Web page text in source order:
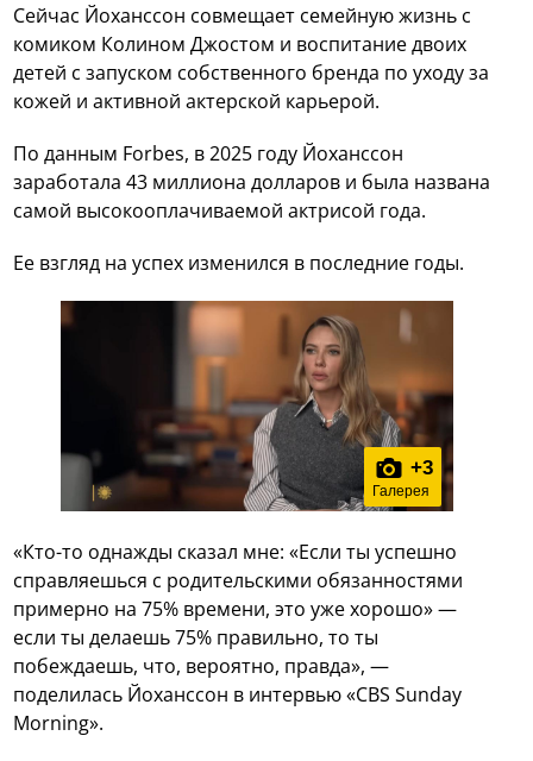
Сейчас Йоханссон совмещает семейную жизнь с
комиком Колином Джостом и воспитание двоих
детей с запуском собственного бренда по уходу за
кожей и активной актерской карьерой.
По данным Forbes, в 2025 году Йоханссон
заработала 43 миллиона долларов и была названа
самой высокооплачиваемой актрисой года.
Ее взгляд на успех изменился в последние годы.
+3
Галерея
«Кто-то однажды сказал мне: «Если ты успешно
справляешься с родительскими обязанностями
примерно на 75% времени, это уже хорошо» —
если ты делаешь 75% правильно, то ты
побеждаешь, что, вероятно, правда», —
поделилась Йоханссон в интервью «CBS Sunday
Morning».